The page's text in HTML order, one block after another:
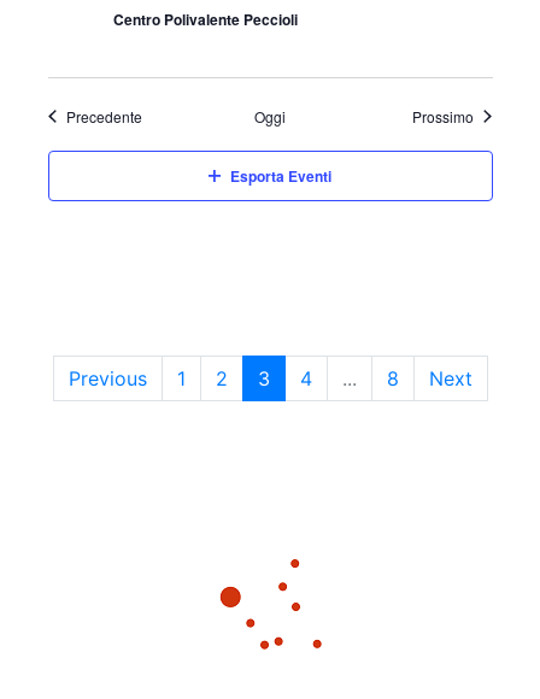
Centro Polivalente Peccioli
PrecedenteEventi Oggi Prossimo Eventi
Esporta Eventi
Previous 1 2 3 4 ... 8 Next